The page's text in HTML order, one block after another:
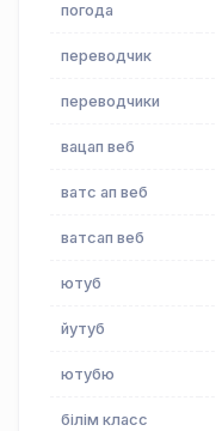
погода
переводчик
переводчики
вацап веб
ватс ап веб
ватсап веб
ютуб
йутуб
ютубю
білім класс